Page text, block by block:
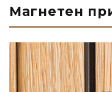
Магнетен